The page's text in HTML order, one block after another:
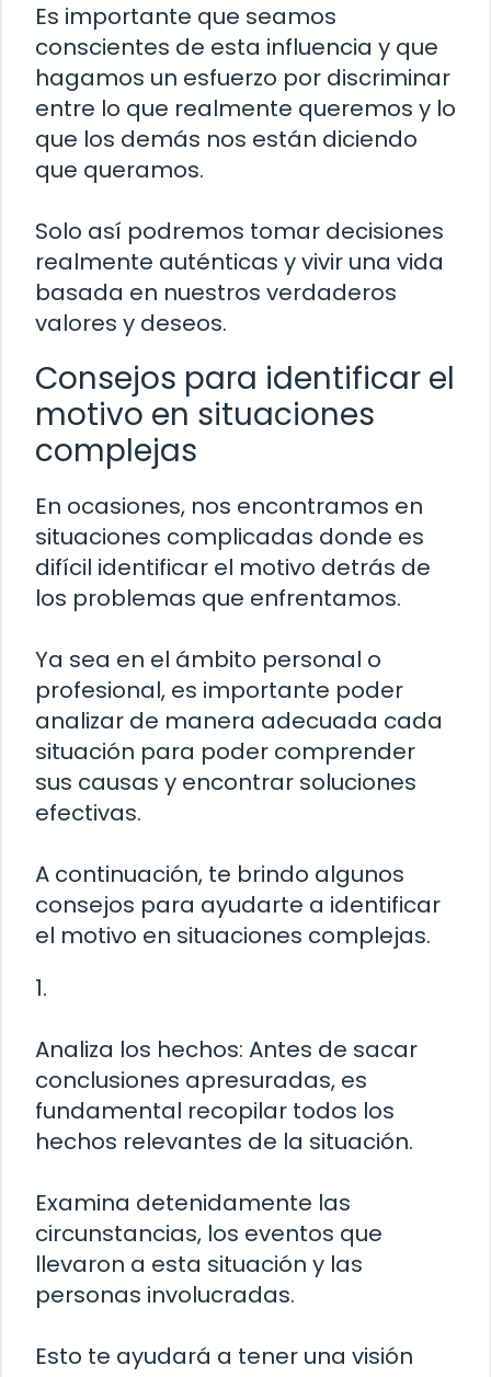
Es importante que seamos
conscientes de esta influencia y que
hagamos un esfuerzo por discriminar
entre lo que realmente queremos y lo
que los demás nos están diciendo
que queramos.
Solo así podremos tomar decisiones
realmente auténticas y vivir una vida
basada en nuestros verdaderos
valores y deseos.
Consejos para identificar el
motivo en situaciones
complejas
En ocasiones, nos encontramos en
situaciones complicadas donde es
difícil identificar el motivo detrás de
los problemas que enfrentamos.
Ya sea en el ámbito personal o
profesional, es importante poder
analizar de manera adecuada cada
situación para poder comprender
sus causas y encontrar soluciones
efectivas.
A continuación, te brindo algunos
consejos para ayudarte a identificar
el motivo en situaciones complejas.
1.
Analiza los hechos: Antes de sacar
conclusiones apresuradas, es
fundamental recopilar todos los
hechos relevantes de la situación.
Examina detenidamente las
circunstancias, los eventos que
llevaron a esta situación y las
personas involucradas.
Esto te ayudará a tener una visión